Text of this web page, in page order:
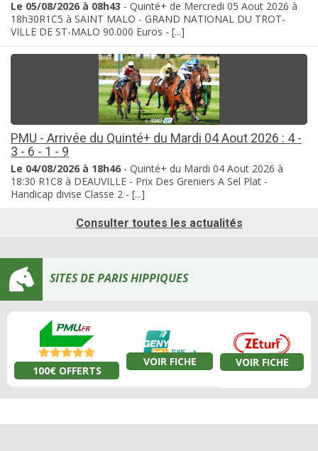
Le 05/08/2026 à 08h43 - Quinté+ de Mercredi 05 Aout 2026 à
18h30R1C5 à SAINT MALO - GRAND NATIONAL DU TROT-
VILLE DE ST-MALO 90.000 Euros - [...]
PMU - Arrivée du Quinté+ du Mardi 04 Aout 2026 : 4 -
3 - 6 - 1 - 9
Le 04/08/2026 à 18h46 - Quinté+ du Mardi 04 Aout 2026 à
18:30 R1C8 à DEAUVILLE - Prix Des Greniers A Sel Plat -
Handicap divise Classe 2 - [...]
Consulter toutes les actualités
SITES DE PARIS HIPPIQUES
100€ OFFERTS
VOIR FICHE VOIR FICHE